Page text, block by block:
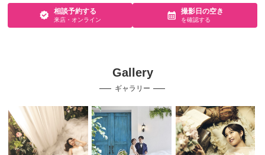
相談予約する
来店・オンライン
撮影日の空き
を確認する
Gallery
ギャラリー